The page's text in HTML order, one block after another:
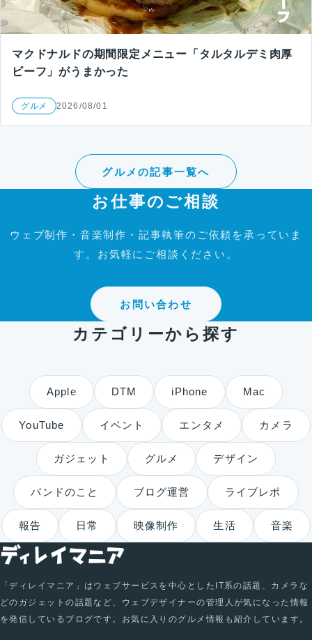
マクドナルドの期間限定メニュー「タルタルデミ肉厚
ビーフ」がうまかった
グルメ 2026/08/01
グルメの記事一覧へ
お仕事のご相談
ウェブ制作・音楽制作・記事執筆のご依頼を承っていま
す。お気軽にご相談ください。
お問い合わせ
カテゴリーから探す
Apple DTM iPhone Mac
YouTube イベント エンタメ カメラ
ガジェット グルメ デザイン
バンドのこと ブログ運営 ライブレポ
報告 日常 映像制作 生活 音楽
「ディレイマニア」はウェブサービスを中心としたIT系の話題、カメラな
どのガジェットの話題など、ウェブデザイナーの管理人が気になった情報
を発信しているブログです。お気に入りのグルメ情報も紹介しています。